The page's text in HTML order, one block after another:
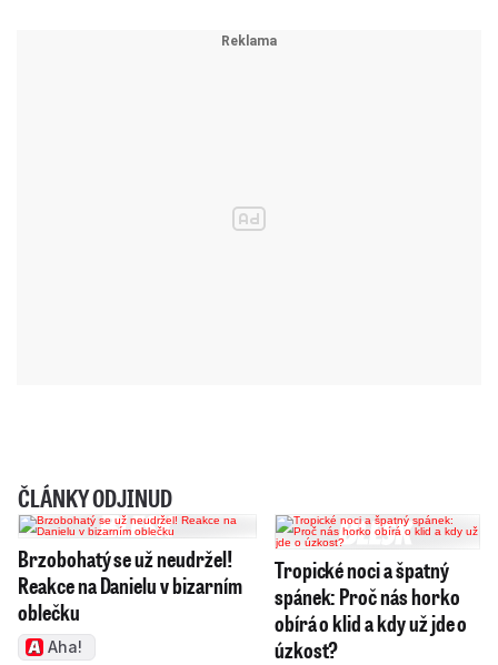
ČLÁNKY ODJINUD
Brzobohatý se už neudržel!
Reakce na Danielu v bizarním
oblečku
Aha!
Tropické noci a špatný
spánek: Proč nás horko
obírá o klid a kdy už jde o
úzkost?